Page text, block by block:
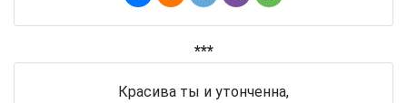
***
Красива ты и утонченна,